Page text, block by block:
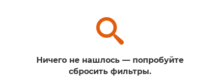
Ничего не нашлось — попробуйте
сбросить фильтры.